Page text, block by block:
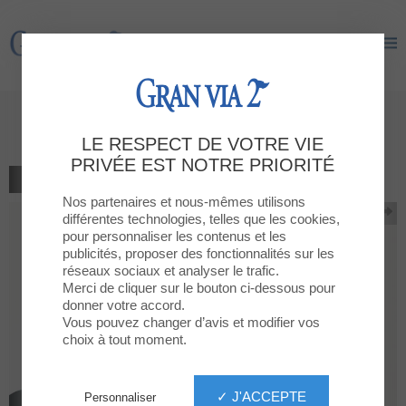
Gran Via 2
LE RESPECT DE VOTRE VIE
PRIVÉE EST NOTRE PRIORITÉ
Nos partenaires et nous-mêmes utilisons
différentes technologies, telles que les cookies,
pour personnaliser les contenus et les
publicités, proposer des fonctionnalités sur les
réseaux sociaux et analyser le trafic.
Merci de cliquer sur le bouton ci-dessous pour
donner votre accord.
Vous pouvez changer d’avis et modifier vos
choix à tout moment.
✓ J'ACCEPTE
Personnaliser